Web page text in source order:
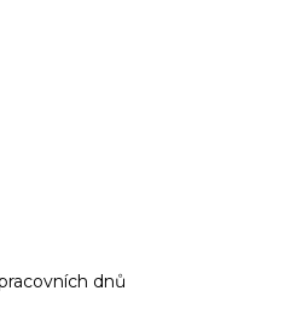
dnů